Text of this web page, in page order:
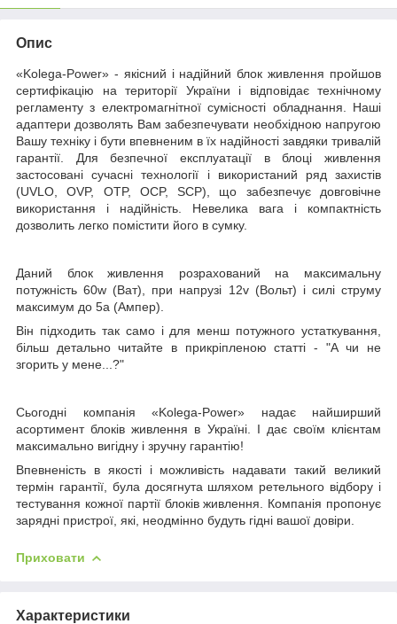
Опис
«Kolega-Power» - якісний і надійний блок живлення пройшов
сертифікацію на території України і відповідає технічному
регламенту з електромагнітної сумісності обладнання. Наші
адаптери дозволять Вам забезпечувати необхідною напругою
Вашу техніку і бути впевненим в їх надійності завдяки тривалій
гарантії. Для безпечної експлуатації в блоці живлення
застосовані сучасні технології і використаний ряд захистів
(UVLO, OVP, OTP, OCP, SCP), що забезпечує довговічне
використання і надійність. Невелика вага і компактність
дозволить легко помістити його в сумку.
Даний блок живлення розрахований на максимальну
потужність60w (Ват) , при напрузі 12v(Вольт) і силі струму
максимум до 5a (Ампер).
Він підходить так само і для менш потужного устаткування,
більш детально читайте в прикріпленою статті - "А чи не
згорить у мене...?"
Сьогодні компанія «Kolega-Power» надає найширший
асортимент блоків живлення в Україні. І дає своїм клієнтам
максимально вигідну і зручну гарантію!
Впевненість в якості і можливість надавати такий великий
термін гарантії, була досягнута шляхом ретельного відбору і
тестування кожної партії блоків живлення. Компанія пропонує
зарядні пристрої, які, неодмінно будуть гідні вашої довіри.
Приховати
Характеристики